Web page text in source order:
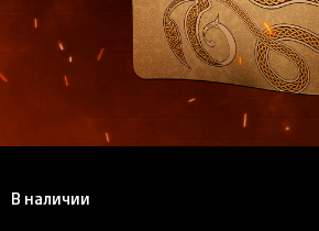
В наличии